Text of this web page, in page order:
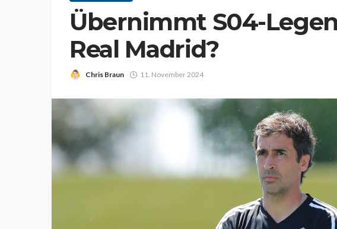
Übernimmt S04-
Real Madrid?
Chris Braun 11. November 2024